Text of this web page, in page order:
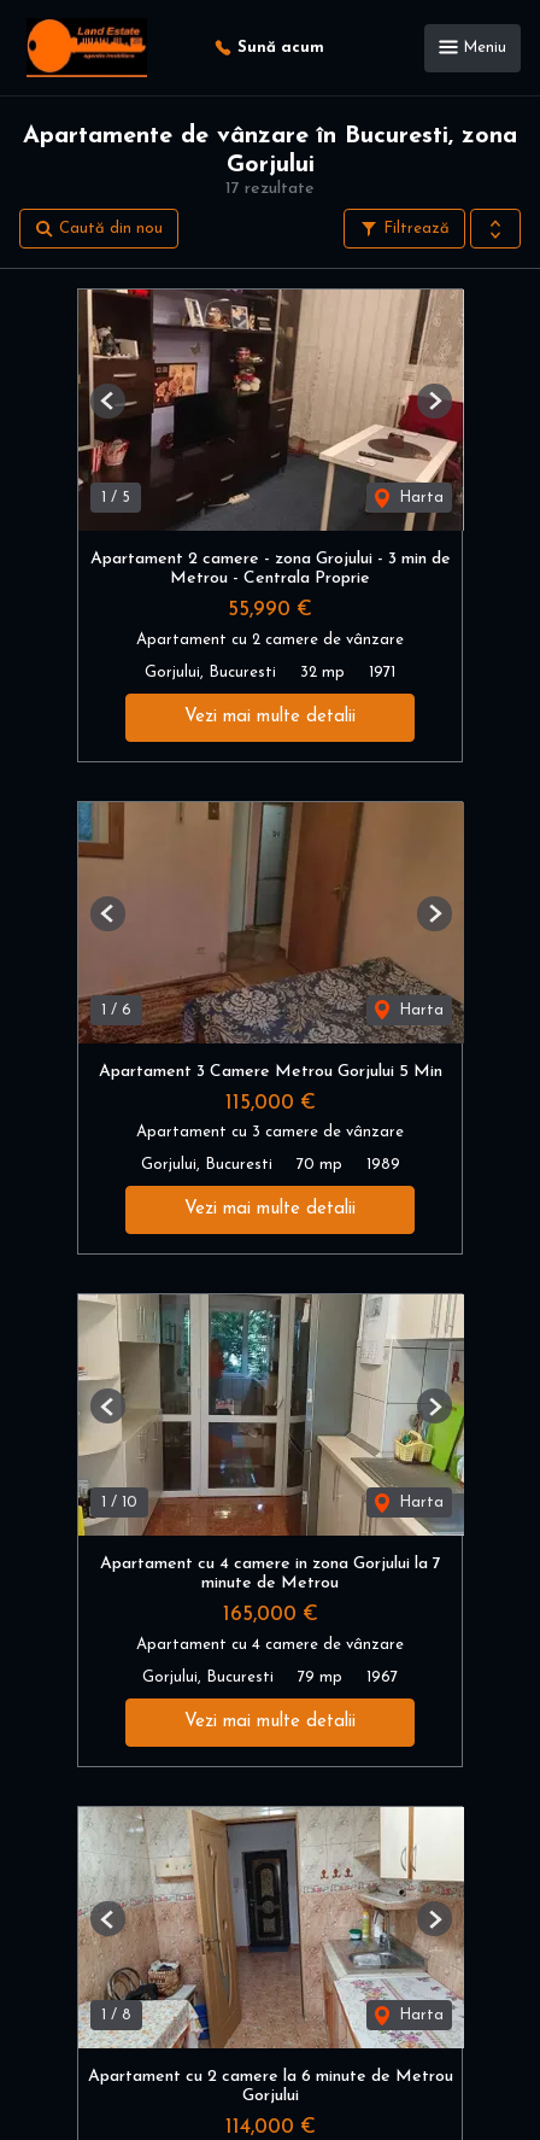
Sună acum Meniu
17 rezultate
Apartamente de vânzare în Bucuresti, zona
Gorjului
Filtrează
Caută din nou
1 / 5 Harta
Previous Next
Apartament 2 camere - zona Grojului - 3 min de
Metrou - Centrala Proprie
55,990 €
Apartament cu 2 camere de vânzare
Gorjului, Bucuresti 32 mp 1971
Vezi mai multe detalii
1 / 6 Harta
Previous Next
Apartament 3 Camere Metrou Gorjului 5 Min
115,000 €
Apartament cu 3 camere de vânzare
Gorjului, Bucuresti 70 mp 1989
Vezi mai multe detalii
/ 10 Harta
Previous Next
Apartament cu 4 camere in zona Gorjului la 7
minute de Metrou
165,000 €
Apartament cu 4 camere de vânzare
Gorjului, Bucuresti 79 mp 1967
Vezi mai multe detalii
/ 8 Harta
Previous Next
Apartament cu 2 camere la 6 minute de Metrou
Gorjului
114,000 €